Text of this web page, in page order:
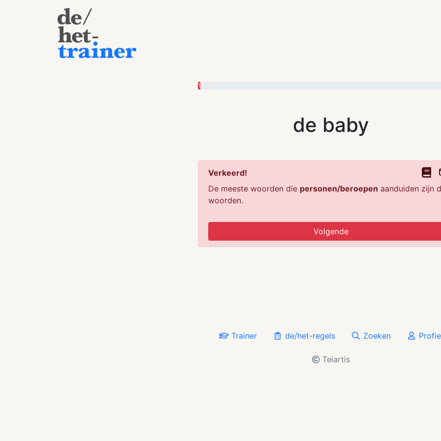
1
de baby
Verkeerd!
De meeste woorden die personen/beroepen aanduiden zijn
woorden.
Volgende
Trainer de/het-regels Zoeken
Telartis